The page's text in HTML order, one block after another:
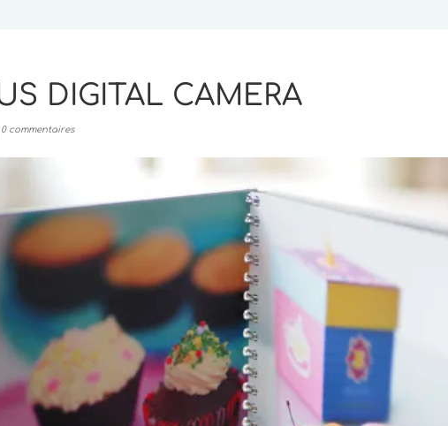
DIGITAL CAMERA
0 commentaires